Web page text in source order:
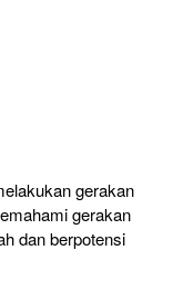
gerakan
gerakan
dan berpotensi